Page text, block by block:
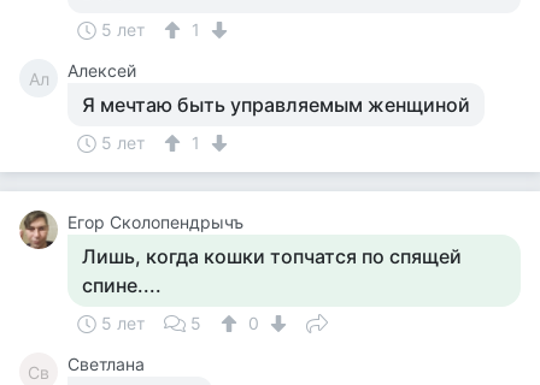
5 лет 1
Ал Алексей
Я мечтаю быть управляемым женщиной
5 лет 1
Егор Сколопендрычъ
Лишь, когда кошки топчатся по спящей
спине....
5 лет 5 0
Св Светлана